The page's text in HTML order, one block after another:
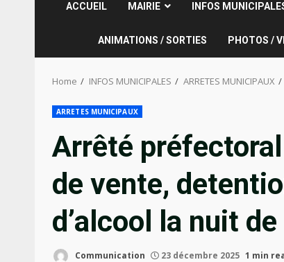
ACCUEIL MAIRIE INFOS
ANIMATIONS / SORTIES PHOTOS /
Home INFOS MUNICIPALES ARRETES MUNICIPAUX
ARRETES MUNICIPAUX
Arrêté
de vente,
d’alcool la nuit
Communication 23 décembre 2025 1 min